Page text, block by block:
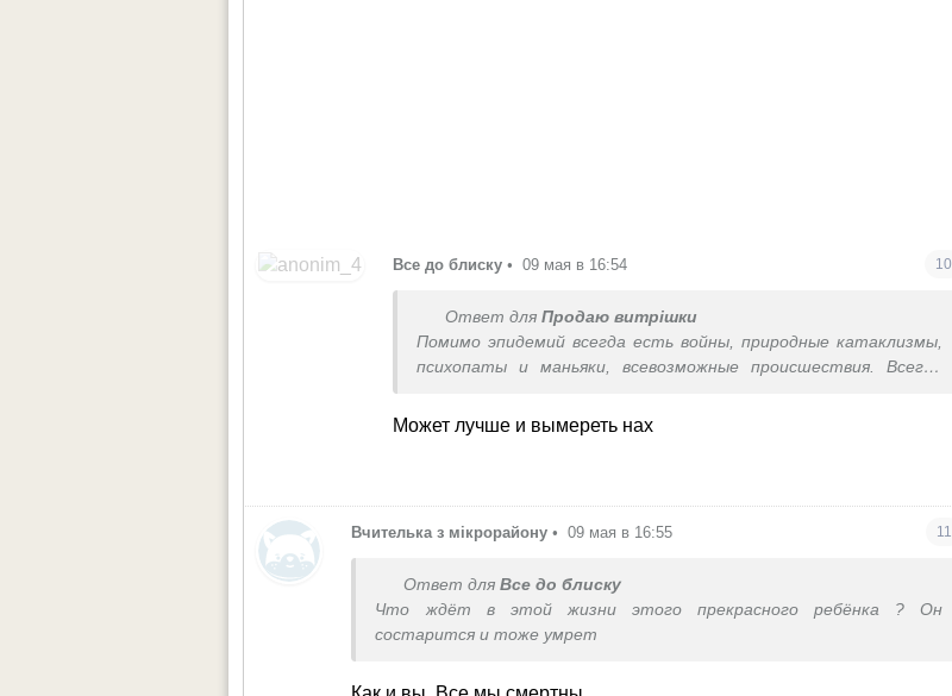
Все до блиску • 09 мая в 16:54 10
Ответ для Продаю витрішки
Помимо эпидемий всегда есть войны, природные катаклизмы,
психопаты и маньяки, всевозможные происшествия. Всегда
Upd. Глянула на пятый коммент - вам точно не надо
Может лучше и вымереть нах
Вчителька з мікрорайону • 09 мая в 16:55 11
Ответ для Все до блиску
Что ждёт в этой жизни этого прекрасного ребёнка ? Он
состарится и тоже умрет